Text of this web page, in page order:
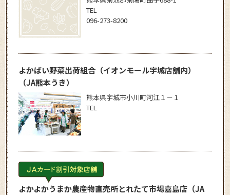
TEL
096-273-8200
よかばい野菜出荷組合（イオンモール宇城店舗内）
（JA熊本うき）
熊本県宇城市小川町河江１－１
TEL
よかよかうまか農産物直売所とれたて市場嘉島店（JA